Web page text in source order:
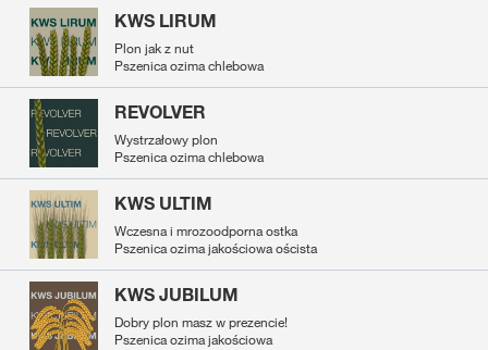
KWS LIRUM
Plon jak z nut
Pszenica ozima chlebowa
REVOLVER
Wystrzałowy plon
Pszenica ozima chlebowa
KWS ULTIM
Wczesna i mrozoodporna ostka
Pszenica ozima jakościowa oścista
KWS JUBILUM
Dobry plon masz w prezencie!
Pszenica ozima jakościowa